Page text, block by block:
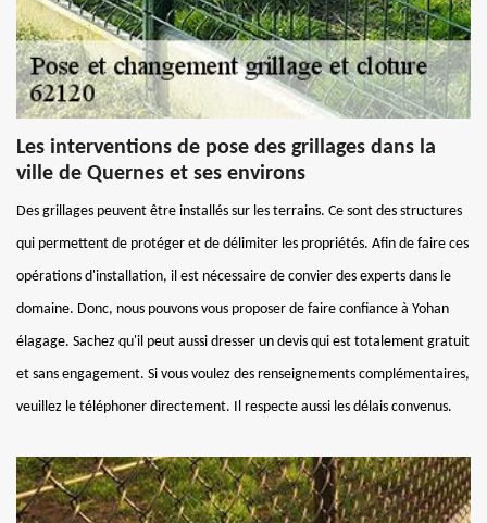
Les interventions de pose des grillages dans la
ville de Quernes et ses environs
Des grillages peuvent être installés sur les terrains. Ce sont des structures
qui permettent de protéger et de délimiter les propriétés. Afin de faire ces
opérations d'installation, il est nécessaire de convier des experts dans le
domaine. Donc, nous pouvons vous proposer de faire confiance à Yohan
élagage. Sachez qu'il peut aussi dresser un devis qui est totalement gratuit
et sans engagement. Si vous voulez des renseignements complémentaires,
veuillez le téléphoner directement. Il respecte aussi les délais convenus.